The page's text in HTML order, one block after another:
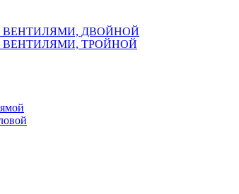
ВЕНТИЛЯМИ, ДВОЙНОЙ
ВЕНТИЛЯМИ, ТРОЙНОЙ